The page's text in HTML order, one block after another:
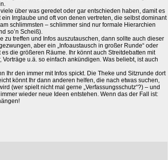
über was geredet oder gar entschieden haben, damit es
Irrglaube und oft von denen vertreten, die selbst dominant
schlimmsten – schlimmer sind nur formale Hierarchien
so’n Scheiß).
treffen und Infos auszutauschen, dann sollte auch dieser
aber ein „Infoaustausch in großer Runde“ oder
die größeren Räume. Ihr könnt auch Streitdebatten mit
u.ä. so einfach ankündigen. Was beliebt, ist auch
Ihr den immer mit Infos spickt. Die Theke und Sitzrunde dort
könnt Ihr dann anderen helfen, die nach etwas suchen,
(wer spielt nicht mal gerne „Verfassungsschutz“?) – und
wieder neue Ideen entstehen. Wenn das der Fall ist: